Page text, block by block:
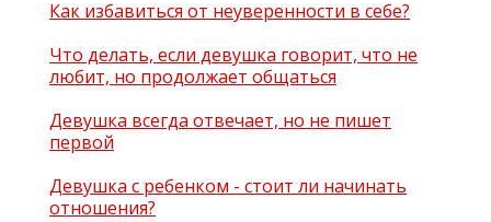
Как избавиться от неуверенности в себе?
Что делать, если девушка говорит, что не
любит, но продолжает общаться
Девушка всегда отвечает, но не пишет
первой
Девушка с ребенком - стоит ли начинать
отношения?